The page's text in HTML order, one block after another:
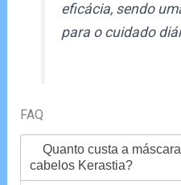
eficácia, sendo
para o cuidado
FAQ
Quanto custa a
cabelos Kerastia?